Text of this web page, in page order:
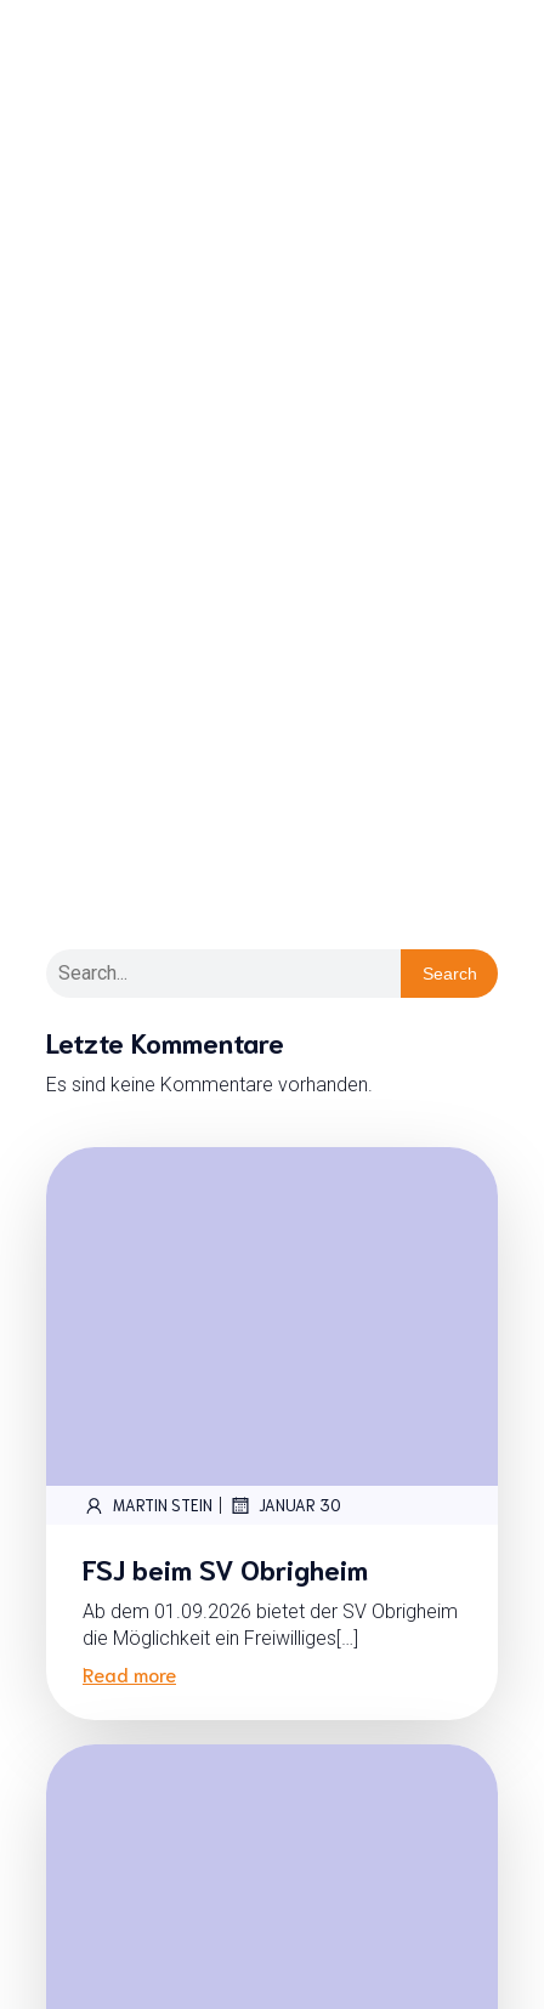
Search
Letzte Kommentare
Es sind keine Kommentare vorhanden.
MARTIN STEIN | JANUAR 30
FSJ beim SV Obrigheim
Ab dem 01.09.2026 bietet der SV Obrigheim
die Möglichkeit ein Freiwilliges[…]
Read more